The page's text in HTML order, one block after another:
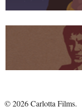
© 2026 Carlotta Films.